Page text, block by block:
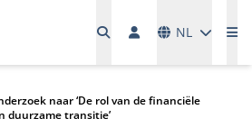
NL
naar ‘De rol van de financiële
duurzame transitie’